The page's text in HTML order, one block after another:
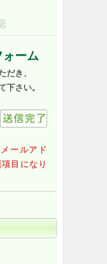
ーム
だき、
下さい。
ールアド
目になり